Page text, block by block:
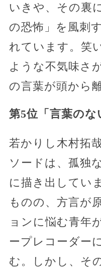
いきや、その裏
の恐怖」を風刺
れています。笑
ような不気味さ
の言葉が頭から
第5位「言葉のな
若かりし木村拓
ソードは、孤独
に描き出してい
ものの、方言が
ョンに悩む青年
ープレコーダー
む。しかし、そ